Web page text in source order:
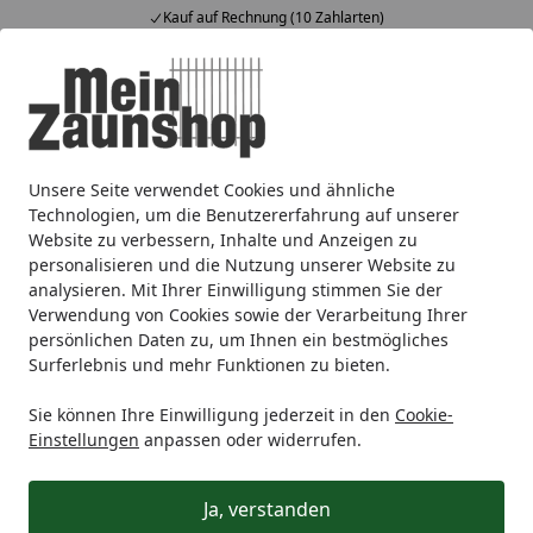
Unsere Seite verwendet Cookies und ähnliche
Technologien, um die Benutzererfahrung auf unserer
Website zu verbessern, Inhalte und Anzeigen zu
personalisieren und die Nutzung unserer Website zu
analysieren. Mit Ihrer Einwilligung stimmen Sie der
Verwendung von Cookies sowie der Verarbeitung Ihrer
persönlichen Daten zu, um Ihnen ein bestmögliches
Surferlebnis und mehr Funktionen zu bieten.
Sie können Ihre Einwilligung jederzeit in den Cookie-
Einstellungen anpassen oder widerrufen.
Ja, verstanden
Kauf auf Rechnung (10 Zahlarten)
Alle Produkte
Mein Konto
Suchen
Startseite
Zaunmarken T&J T&J Sichtschutzzaun
T&J ASO
Wählen Sie Ihre Wunschkategorie
Zubehör für ASO
Passendes Zubehörsortiment